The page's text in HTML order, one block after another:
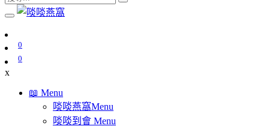
0
0
x
📖 Menu
啖啖燕窩Menu
啖啖到會 Menu